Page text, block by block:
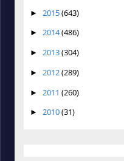
► 2015(643)
► 2014(486)
► 2013(304)
► 2012(289)
► 2011 (260)
► 2010(31)